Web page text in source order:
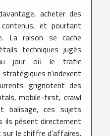
acheter des
et pourtant
La raison se cache
techniques jugés
jour où le trafic
n’indexent
grignotent des
mobile-first, crawl
balisage, ces sujets
ils pèsent directement
le chiffre d’affaires.